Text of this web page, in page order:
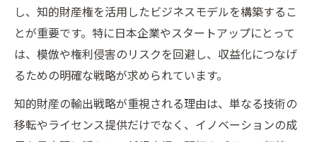
し、知的財産権を活用したビジネスモデルを構築するこ
とが重要です。特に日本企業やスタートアップにとって
は、模倣や権利侵害のリスクを回避し、収益化につなげ
るための明確な戦略が求められています。
知的財産の輸出戦略が重視される理由は、単なる技術の
移転やライセンス提供だけでなく、イノベーションの成